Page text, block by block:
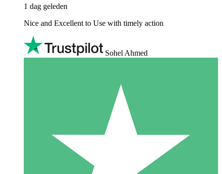
1 dag geleden
Nice and Excellent to Use with timely action
Sohel Ahmed